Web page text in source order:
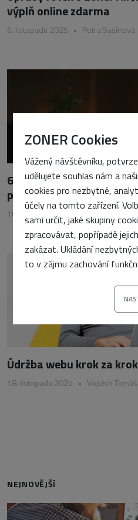
ZONER Cookies
Vážený návštěvníku,
udělujete souhlas nám a
cookies pro nezbytné,
účely na tomto zařízení.
sami určit, jaké skupiny
zpracovávat, popřípadě
zakázat. Ukládání
to v zájmu zachování
výplň online zdarma
6. listopadu 2025 • Petra Sasínová
6 důvodů, proč přejít na
poznat, že přišel čas)
10. srpna 2025 Vojtěch Tomášek
Údržba webu krok za
18. listopadu 2025 • Vojtěch
NEJNOVĚJŠÍ